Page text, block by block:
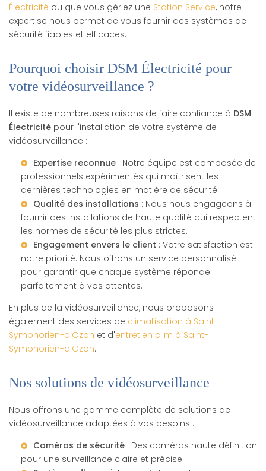
Électricité ou que vous gériez une Station Service, notre
expertise nous permet de vous fournir des systèmes de
sécurité fiables et efficaces.
Pourquoi choisir DSM Électricité pour
votre vidéosurveillance ?
Il existe de nombreuses raisons de faire confiance à DSM
Électricité pour l'installation de votre système de
vidéosurveillance :
Expertise reconnue : Notre équipe est composée de
professionnels expérimentés qui maîtrisent les
dernières technologies en matière de sécurité.
Qualité des installations : Nous nous engageons à
fournir des installations de haute qualité qui respectent
les normes de sécurité les plus strictes.
Engagement envers le client : Votre satisfaction est
notre priorité. Nous offrons un service personnalisé
pour garantir que chaque système réponde
parfaitement à vos attentes.
En plus de la vidéosurveillance, nous proposons
également des services de climatisation à Saint-
Symphorien-d'Ozon et d'entretien clim à Saint-
Symphorien-d'Ozon.
Nos solutions de vidéosurveillance
Nous offrons une gamme complète de solutions de
vidéosurveillance adaptées à vos besoins :
Caméras de sécurité : Des caméras haute définition
pour une surveillance claire et précise.